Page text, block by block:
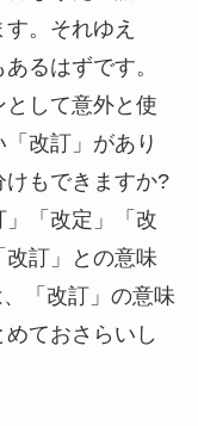
。それゆえ
るはずです。
して意外と使
改訂」があり
けもできますか?
「改定」「改
訂」との意味
「改訂」の意味
ておさらいし